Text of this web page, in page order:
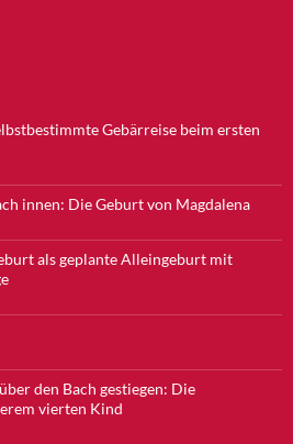
Gebärreise beim ersten
innen: Die Geburt von Magdalena
als geplante Alleingeburt mit
den Bach gestiegen: Die
vierten Kind